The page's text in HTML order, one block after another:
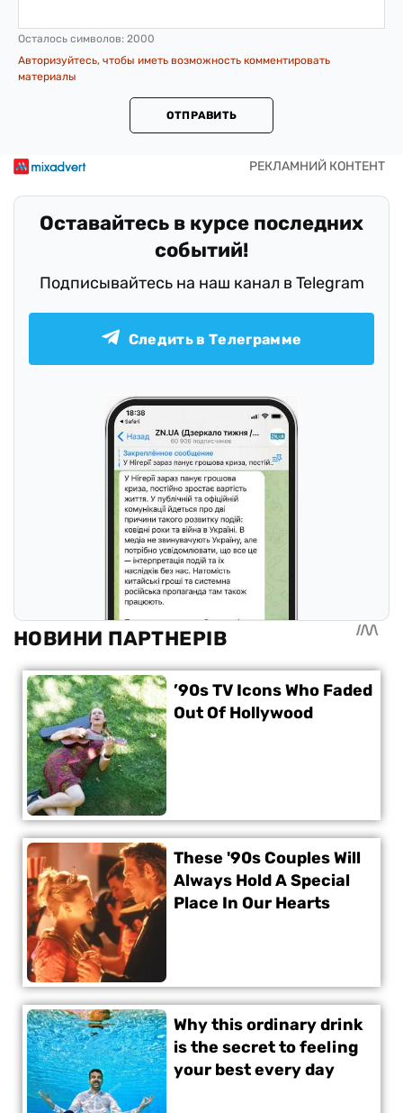
Осталось символов: 2000
Авторизуйтесь, чтобы иметь возможность комментировать
материалы
ОТПРАВИТЬ
Оставайтесь в курсе последних
событий!
Подписывайтесь на наш канал в Telegram
Следить в Телеграмме